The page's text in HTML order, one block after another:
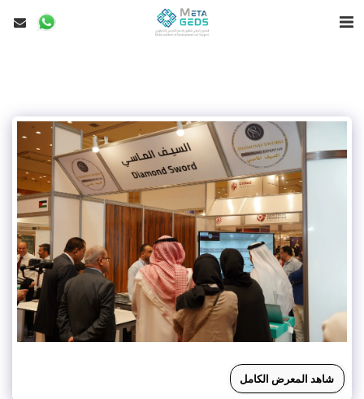
شاهد المعرض الكامل